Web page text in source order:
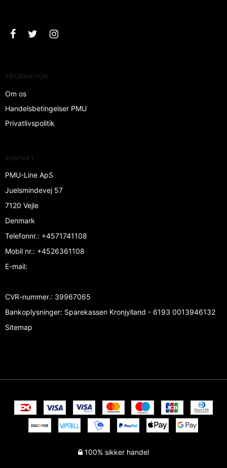
INFORMATION
Om os
Handelsbetingelser PMU
Privatlivspolitik
KONTAKT
PMU-Line ApS
Juelsmindevej 57
7120 Vejle
Denmark
Telefonnr.: +4571741108
Mobil nr.: +4526361108
E-mail:
CVR-nummer.: 39967065
Bankoplysninger: Sparekassen Kronjylland - 6193 0013946132
Sitemap
100% sikker handel